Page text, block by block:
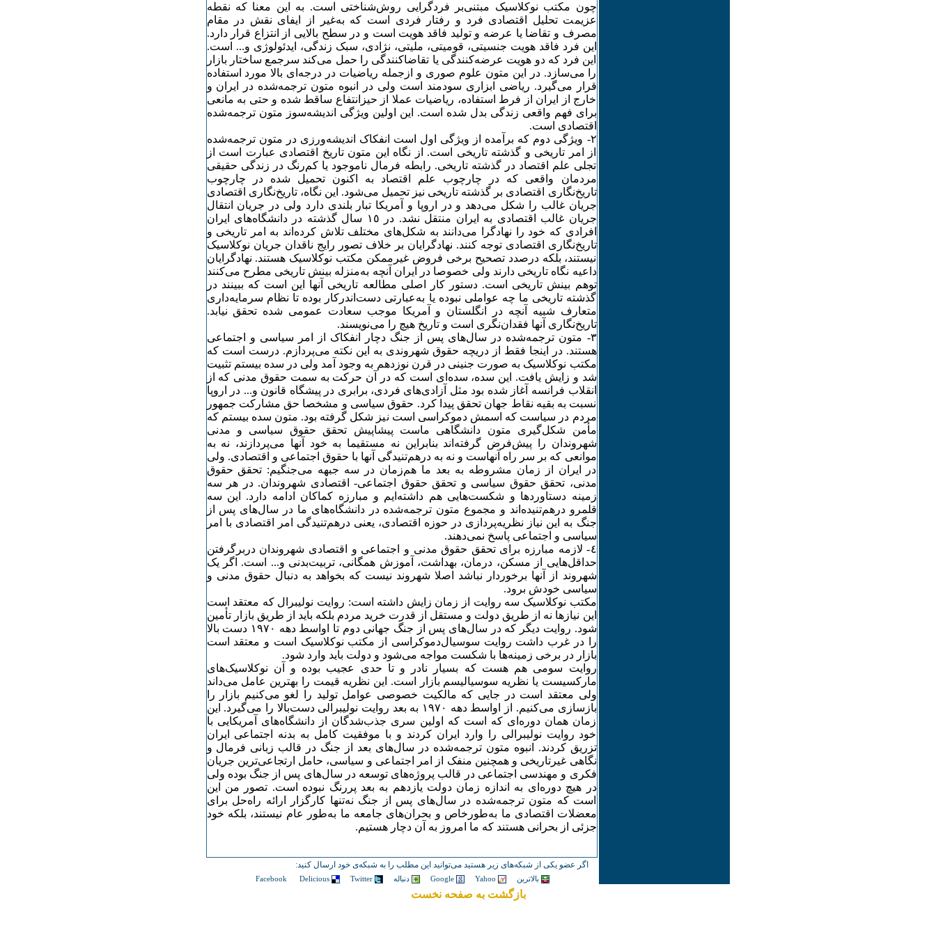
چون مکتب نوکلاسیک مبتنی‌بر فردگرایی روش‌شناختی است. به این معنا که نقطه
‌عزیمت تحلیل اقتصادی فرد و رفتار فردی است که به‌غیر از ایفای نقش در مقام
مصرف و تقاضا یا عرضه و تولید فاقد هویت است و در سطح بالایی از انتزاع قرار دارد.
این فرد فاقد هویت جنسیتی، قومیتی، ملیتی، نژادی، سبک‌ زندگی، ایدئولوژی و... است.
این فرد که دو هویت عرضه‌کنندگی یا تقاضا‌کنندگی را حمل می‌کند سرجمع ساختار بازار
را می‌سازد. در این متون علوم صوری و ازجمله ریاضیات در درجه‌ای بالا مورد استفاده
قرار می‌گیرد. ریاضی ابزاری سودمند است ولی در انبوه متون ترجمه‌شده در ایران و
خارج از ایران از فرط استفاده، ریاضیات عملا از حیز‌انتفاع ساقط شده و حتی به مانعی
برای فهم واقعی زندگی بدل شده است. این اولین ویژگی اندیشه‌سوز متون ترجمه‌شده
اقتصادی است.
٢- ویژگی دوم که برآمده از ویژگی اول است انفکاک اندیشه‌ورزی در متون ترجمه‌شده
از امر تاریخی و گذشته تاریخی است. از نگاه این متون تاریخ اقتصادی عبارت است از
تجلی علم اقتصاد در گذشته تاریخی. رابطه فرمال ناموجود یا کم‌رنگ در زندگی حقیقی
مردمان واقعی که در چارچوب علم اقتصاد به اکنون تحمیل شده در چارچوب
تاریخ‌نگاری اقتصادی بر گذشته تاریخی نیز تحمیل می‌شود. این نگاه، تاریخ‌نگاری اقتصادی
جریان غالب را شکل می‌دهد و در اروپا و آمریکا تبار بلندی دارد ولی در جریان انتقال
جریان غالب اقتصادی به ایران منتقل نشد. در ١٥ سال گذشته در دانشگاه‌های ایران
افرادی که خود را نهادگرا می‌دانند به شکل‌های مختلف تلاش کرده‌اند به امر تاریخی و
تاریخ‌نگاری اقتصادی توجه کنند. نهادگرایان بر خلاف تصور رایج ناقدان جریان نوکلاسیک
نیستند، بلکه در‌صدد تصحیح برخی فروض غیرممکن مکتب نوکلاسیک هستند. نهادگرایان
داعیه نگاه تاریخی دارند ولی خصوصا در ایران آنچه به‌منزله بینش تاریخی مطرح می‌کنند
توهم بینش تاریخی است. دستور کار اصلی مطالعه تاریخی آنها این است که ببینند در
گذشته تاریخی ما چه عواملی نبوده یا به‌عبارتی دست‌اندرکار بوده تا نظام سرمایه‌داری
متعارف شبیه آنچه در انگلستان و آمریکا موجب سعادت عمومی شده تحقق نیابد.
تاریخ‌نگاری آنها فقدان‌نگری است و تاریخ هیچ را می‌نویسند.
٣- متون ترجمه‌شده در سال‌های پس از جنگ دچار انفکاک از امر سیاسی و اجتماعی
هستند. در اینجا فقط از دریچه حقوق‌ شهروندی به این نکته می‌پردازم. درست است که
مکتب نو‌کلاسیک به صورت جنینی در قرن نوزدهم به وجود آمد ولی در سده بیستم تثبیت
شد و زایش یافت. این سده، سده‌ای است که در آن حرکت به سمت حقوق مدنی که از
انقلاب فرانسه آغاز شده بود مثل آزادی‌های فردی، برابری در پیشگاه قانون و... در اروپا
نسبت به بقیه نقاط جهان تحقق پیدا کرد. حقوق سیاسی و مشخصا حق مشارکت جمهور
مردم در سیاست که اسمش دموکراسی است نیز شکل گرفته بود. متون سده بیستم که
مأمن شکل‌گیری متون دانشگاهی ماست پیشاپیش تحقق حقوق سیاسی و مدنی
شهروندان را پیش‌فرض گرفته‌اند بنابراین نه مستقیما به خود آنها می‌پردازند، نه به
موانعی که بر سر راه آنهاست و نه به در‌هم‌تنیدگی آنها با حقوق اجتماعی و اقتصادی. ولی
در ایران از زمان مشروطه به بعد ما هم‌زمان در سه جبهه می‌جنگیم: تحقق حقوق
مدنی، تحقق حقوق سیاسی و تحقق حقوق اجتماعی- اقتصادی شهروندان. در هر سه
زمینه دستاوردها و شکست‌هایی هم داشته‌ایم و مبارزه کماکان ادامه دارد. این سه
قلمرو درهم‌تنیده‌اند و مجموع متون ترجمه‌شده در دانشگاه‌های ما در سال‌های پس از
جنگ به این نیاز نظریه‌پردازی در حوزه اقتصادی، یعنی درهم‌تنیدگی امر اقتصادی با امر
سیاسی و اجتماعی پاسخ نمی‌دهند.
٤- لازمه مبارزه برای تحقق حقوق مدنی و اجتماعی و اقتصادی شهروندان دربرگرفتن
حداقل‌هایی از مسکن، درمان، بهداشت، آموزش همگانی، تربیت‌بدنی و... است. اگر یک
شهروند از آنها برخوردار نباشد اصلا شهروند نیست که بخواهد به دنبال حقوق مدنی و
سیاسی خودش برود.
مکتب نوکلاسیک سه روایت از زمان زایش داشته است: روایت نولیبرال که معتقد است
این نیازها نه از طریق دولت و مستقل از قدرت خرید مردم بلکه باید از طریق بازار تأمین
شود. روایت دیگر که در سال‌های پس از جنگ جهانی دوم تا اواسط دهه ١٩٧٠ دست بالا
را در غرب داشت روایت سوسیال‌دموکراسی از مکتب نوکلاسیک است و معتقد است
بازار در برخی زمینه‌ها با شکست مواجه می‌شود و دولت باید وارد شود.
روایت سومی هم هست که بسیار نادر و تا حدی عجیب بوده و آن نوکلاسیک‌های
مارکسیست یا نظریه سوسیالیسم بازار است. این نظریه قیمت را بهترین عامل می‌داند
ولی معتقد است در جایی که مالکیت خصوصی عوامل تولید را لغو می‌کنیم بازار را
بازسازی می‌کنیم. از اواسط دهه ١٩٧٠ به بعد روایت نولیبرالی دست‌بالا را می‌گیرد. این
زمان همان دوره‌ای که است که اولین سری جذب‌شدگان از دانشگاه‌های آمریکایی با
خود روایت نولیبرالی را وارد ایران کردند و با موفقیت کامل به بدنه اجتماعی ایران
تزریق کردند. انبوه متون ترجمه‌شده در سال‌های بعد از جنگ در قالب زبانی فرمال و
نگاهی غیرتاریخی و همچنین منفک از امر اجتماعی و سیاسی، حامل ارتجاعی‌ترین جریان
فکری و مهندسی اجتماعی در قالب پروژه‌های توسعه در سال‌های پس از جنگ بوده ولی
در هیچ دوره‌ای به اندازه زمان دولت یازدهم به بعد پر‌رنگ نبوده است. تصور من این
است که متون ترجمه‌شده در سال‌های پس از جنگ نه‌تنها کارگزار ارائه راه‌حل برای
معضلات اقتصادی ما به‌طورخاص و بحران‌های جامعه ما به‌طور عام نیستند، بلکه خود
جزئی از بحرانی هستند که ما امروز به آن دچار هستیم.
اگر عضو یکی از شبکه‌های زیر هستید می‌توانید این مطلب را به شبکه‌ی خود ارسال کنید:
Facebook Delicious Twitter Google Yahoo
بازگشت به صفحه نخست